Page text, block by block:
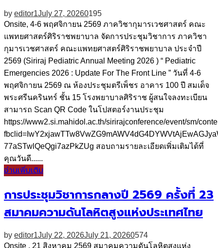
by editor1July 27, 20260195
Onsite, 4-6 พฤศจิกายน 2569 ภาควิชากุมารเวชศาสตร์ คณะ
แพทยศาสตร์ศิริราชพยาบาล จัดการประชุมวิชาการ ภาควิชา
กุมารเวชศาสตร์ คณะแพทยศาสตร์ศิริราชพยาบาล ประจำปี
2569 (Siriraj Pediatric Annual Meeting 2026 ) “ Pediatric
Emergencies 2026 : Update For The Front Line ” วันที่ 4-6
พฤศจิกายน 2569 ณ ห้องประชุมตรีเพ็ชร อาคาร 100 ปี สมเด็จ
พระศรีนครินทร์ ชั้น 15 โรงพยาบาลศิริราช ผู้สนใจลงทะเบียน
สามารถ Scan QR Code ในโปสตอร์งานประชุม
https://www2.si.mahidol.ac.th/sirirajconference/event/sm/
77aSTwlQeQgi7azPkZUg สอบถามรายละเอียดเพิ่มเติมได้ที่
คุณวันดี......
อ่านเพิ่มเติม
การประชุมวิชาการกลางปี 2569 ครั้งที่ 23
สมาคมความดันโลหิตสูงแห่งประเทศไทย
by editor1July 22, 2026July 21, 20260574
Onsite , 21 สิงหาคม 2569 สมาคมความดันโลหิตสูงแห่ง